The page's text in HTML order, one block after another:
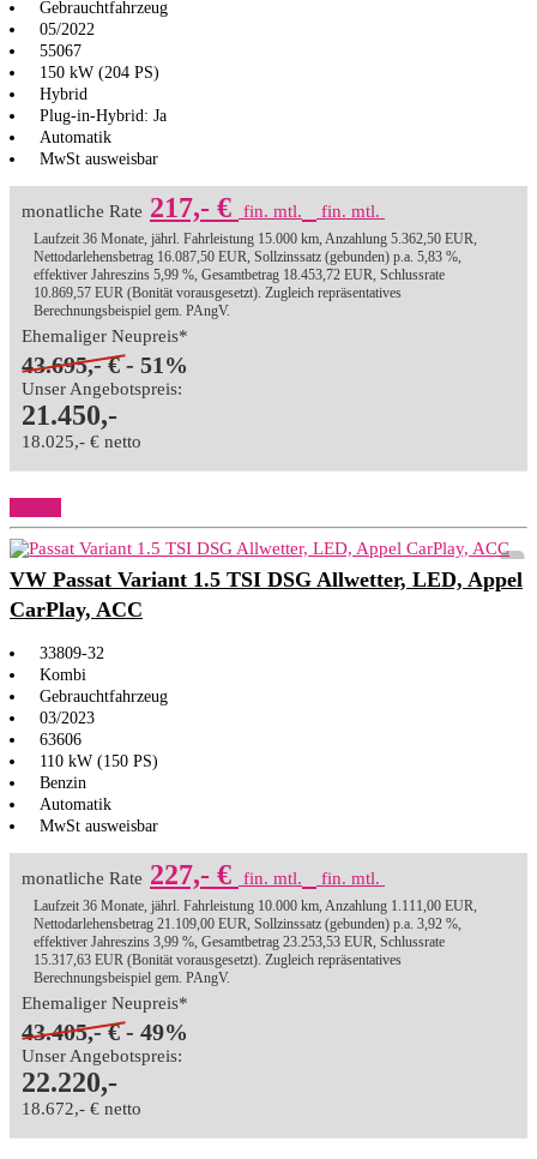
Gebrauchtfahrzeug
05/2022
55067
150 kW (204 PS)
Hybrid
Plug-in-Hybrid: Ja
Automatik
MwSt ausweisbar
monatliche Rate 217,- € fin. mtl. fin. mtl.
Laufzeit 36 Monate, jährl. Fahrleistung 15.000 km, Anzahlung 5.362,50 EUR,
Nettodarlehensbetrag 16.087,50 EUR, Sollzinssatz (gebunden) p.a. 5,83 %,
effektiver Jahreszins 5,99 %, Gesamtbetrag 18.453,72 EUR, Schlussrate
10.869,57 EUR (Bonität vorausgesetzt). Zugleich repräsentatives
Berechnungsbeispiel gem. PAngV.
Ehemaliger Neupreis*
43.695,- € - 51%
Unser Angebotspreis:
21.450,-
18.025,- € netto
VW Passat Variant 1.5 TSI DSG Allwetter, LED, Appel
CarPlay, ACC
33809-32
Kombi
Gebrauchtfahrzeug
03/2023
63606
110 kW (150 PS)
Benzin
Automatik
MwSt ausweisbar
monatliche Rate 227,- € fin. mtl. fin. mtl.
Laufzeit 36 Monate, jährl. Fahrleistung 10.000 km, Anzahlung 1.111,00 EUR,
Nettodarlehensbetrag 21.109,00 EUR, Sollzinssatz (gebunden) p.a. 3,92 %,
effektiver Jahreszins 3,99 %, Gesamtbetrag 23.253,53 EUR, Schlussrate
15.317,63 EUR (Bonität vorausgesetzt). Zugleich repräsentatives
Berechnungsbeispiel gem. PAngV.
Ehemaliger Neupreis*
43.405,- € - 49%
Unser Angebotspreis:
22.220,-
18.672,- € netto